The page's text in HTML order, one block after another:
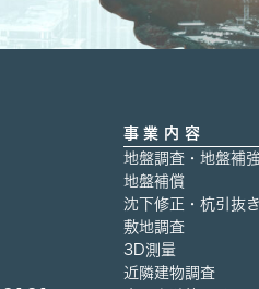
事業内容
地盤調査・地盤補
地盤補償
沈下修正・杭引抜
敷地調査
3D測量
近隣建物調査